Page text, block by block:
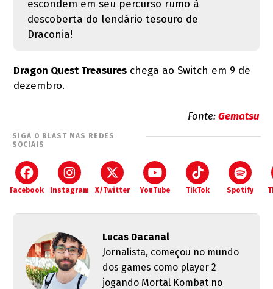
escondem em seu percurso rumo à
descoberta do lendário tesouro de
Draconia!
Dragon Quest Treasures chega ao Switch em 9 de
dezembro.
Fonte:Gematsu
SIGA O BLAST NAS REDES
SOCIAIS
Facebook Instagram X/Twitter YouTube TikTok Spotify
Lucas Dacanal
Jornalista, começou no mundo
dos games como player 2
jogando Mortal Kombat no